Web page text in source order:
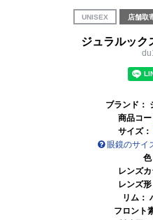
UNISEX 店舗取
ジュラルック
ブランド：
商品コー
サイズ：
眼鏡のサイ
色
レンズカ
レンズ
リム：
フロント